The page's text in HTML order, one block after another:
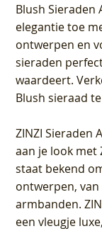
Blush Sieraden
elegantie toe
ontwerpen en
sieraden
waardeert.
Blush sieraad
ZINZI Sieraden
aan je look met
staat bekend
ontwerpen,
armbanden.
een vleugje